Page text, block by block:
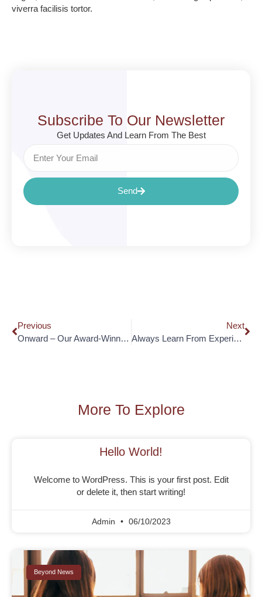
viverra facilisis tortor.
Subscribe To Our Newsletter
Get Updates And Learn From The Best
Send
Previous
Onward – Our Award-Winning Creative Campaign
Next
Always Learn From Experience And Past Mistakes
More To Explore
Hello World!
Welcome to WordPress. This is your first post. Edit
or delete it, then start writing!
Admin 06/10/2023
Beyond News